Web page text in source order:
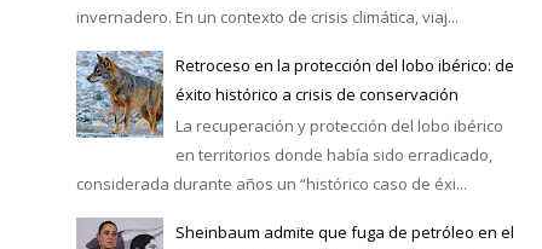
invernadero. En un contexto de crisis climática, viaj...
Retroceso en la protección del lobo ibérico: de
éxito histórico a crisis de conservación
La recuperación y protección del lobo ibérico
en territorios donde había sido erradicado,
considerada durante años un “histórico caso de éxi...
Sheinbaum admite que fuga de petróleo en el